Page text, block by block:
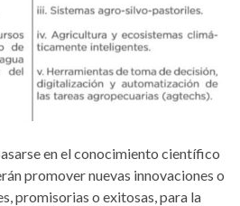
en el conocimiento científico
promover nuevas innovaciones o
promisorias o exitosas, para la